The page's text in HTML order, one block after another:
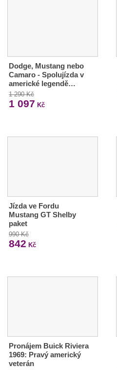
Dodge, Mustang nebo
Camaro - Spolujízda v
americké legendě…
1 290 Kč
1 097 Kč
Jízda ve Fordu
Mustang GT Shelby
paket
990 Kč
842 Kč
Pronájem Buick Riviera
1969: Pravý americký
veterán